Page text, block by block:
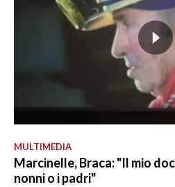
MULTIMEDIA
Marcinelle, Braca: "Il mio
nonni o i padri"